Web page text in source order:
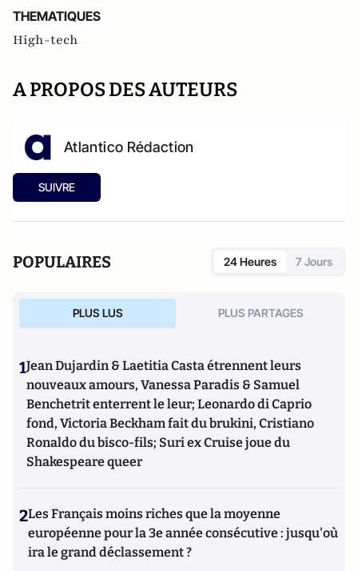
THEMATIQUES
High-tech
A PROPOS DES AUTEURS
Atlantico Rédaction
SUIVRE
POPULAIRES 24 Heures 7 Jours
PLUS LUS PLUS PARTAGES
1Jean Dujardin & Laetitia Casta étrennent leurs
nouveaux amours, Vanessa Paradis & Samuel
Benchetrit enterrent le leur; Leonardo di Caprio
fond, Victoria Beckham fait du brukini, Cristiano
Ronaldo du bisco-fils; Suri ex Cruise joue du
Shakespeare queer
2Les Français moins riches que la moyenne
européenne pour la 3e année consécutive : jusqu'où
ira le grand déclassement ?